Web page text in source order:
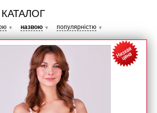
▼ назвою ▼ популярністю ▼